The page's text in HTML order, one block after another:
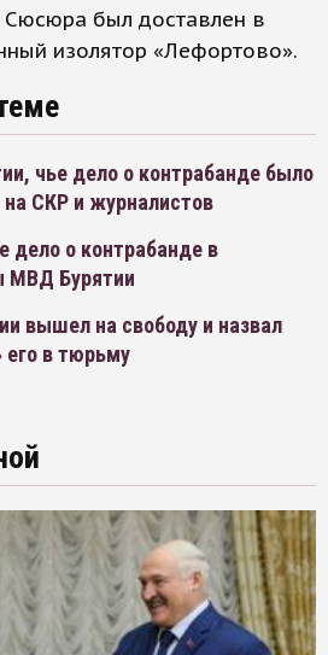
Сюсюра был доставлен в
изолятор «Лефортово».
чье дело о контрабанде было
СКР и журналистов
дело о контрабанде в
МВД Бурятии
вышел на свободу и назвал
его в тюрьму